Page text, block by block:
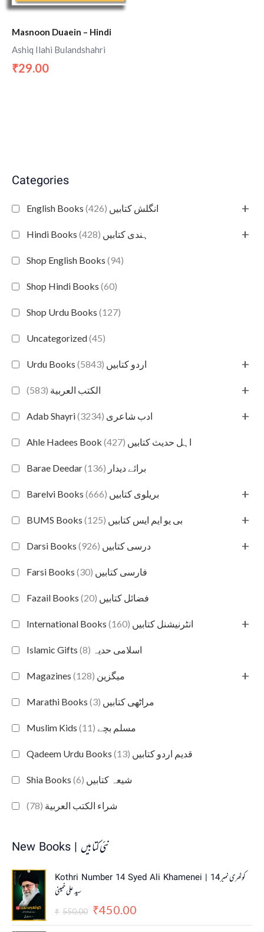
Categories
English Books انگلش کتابیں (426) +
Hindi Books ہندی کتابیں (428) +
Shop English Books (94)
Shop Hindi Books (60)
Shop Urdu Books (127)
Uncategorized(45)
Urdu Books اردو کتابیں (5843) +
الكتب العربية (583) +
Adab Shayri ادب شاعری (3234) +
Ahle Hadees Book اہل حدیث کتابیں (427)
Barae Deedar برائے دیدار (136)
Barelvi Books بریلوی کتابیں (666) +
BUMS Books بی یو ایم ایس کتابیں (125) +
Darsi Books درسی کتابیں (926) +
Farsi Books فارسی کتابیں (30)
Fazail Books فضائل کتابیں (20)
International Books انٹرنیشنل کتابیں (160) +
Islamic Gifts اسلامی حدیہ (8)
Magazines میگزین (128) +
Marathi Books مراٹھی کتابیں (3)
Muslim Kids مسلم بچے (11)
Qadeem Urdu Books قدیم اردو کتابیں (13)
Shia Books شیعہ کتابیں (6)
شراء الكتب العربية (78)
New Books | نئی کتابیں
Kothri Number 14 Syed Ali Khamenei | کوٹھری نمبر 14
سید علی خمینی
₹ 550.00
r
g
₹450.00
u
r
Masnoon Duaein – Hindi
Ashiq Ilahi Bulandshahri
₹29.00